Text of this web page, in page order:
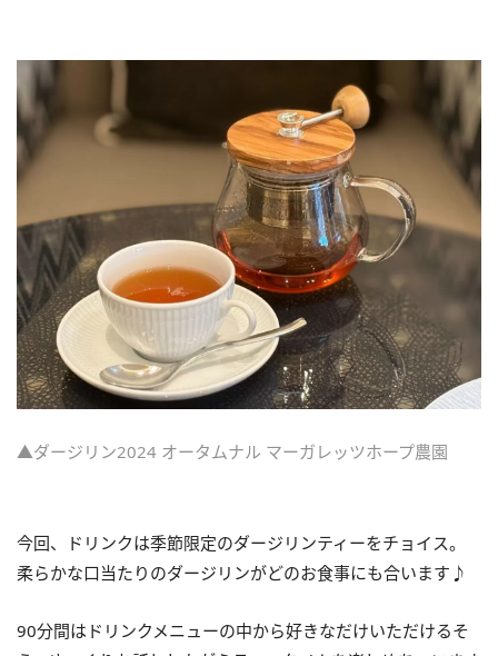
▲ダージリン2024 オータムナル マーガレッツホープ農園
今回、ドリンクは季節限定のダージリンティーをチョイス。
柔らかな口当たりのダージリンがどのお食事にも合います♪
90分間はドリンクメニューの中から好きなだけいただけるそ